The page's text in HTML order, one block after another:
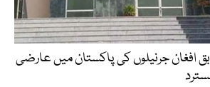
ہائیکورٹ ، 2سابق افغان جرنیلوں کی پاکستان میں عارضی